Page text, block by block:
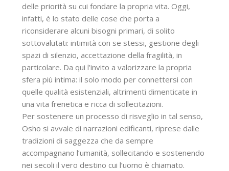
delle priorità su cui fondare la propria vita. Oggi,
infatti, è lo stato delle cose che porta a
riconsiderare alcuni bisogni primari, di solito
sottovalutati: intimità con se stessi, gestione degli
spazi di silenzio, accettazione della fragilità, in
particolare. Da qui l’invito a valorizzare la propria
sfera più intima: il solo modo per connettersi con
quelle qualità esistenziali, altrimenti dimenticate in
una vita frenetica e ricca di sollecitazioni.
Per sostenere un processo di risveglio in tal senso,
Osho si avvale di narrazioni edificanti, riprese dalle
tradizioni di saggezza che da sempre
accompagnano l’umanità, sollecitando e sostenendo
nei secoli il vero destino cui l’uomo è chiamato.